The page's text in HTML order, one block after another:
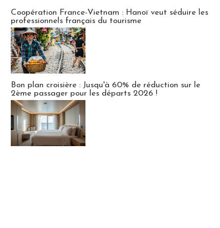
Coopération France-Vietnam : Hanoï veut séduire les
professionnels français du tourisme
Bon plan croisière : Jusqu'à 60% de réduction sur le
2ème passager pour les départs 2026 !